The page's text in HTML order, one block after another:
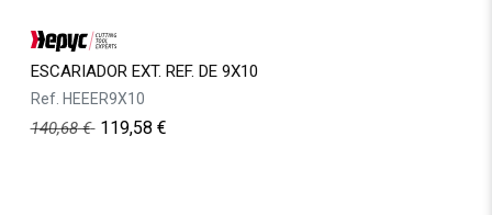
ESCARIADOR EXT. REF. DE 9X10
Ref. HEEER9X10
140,68€ 119,58 €